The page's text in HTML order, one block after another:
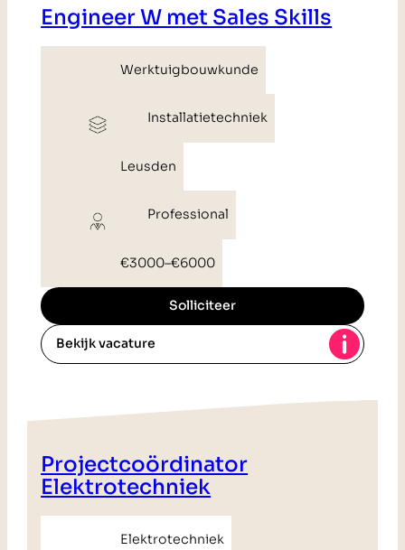
Engineer W met Sales Skills
Werktuigbouwkunde
Installatietechniek
Leusden
Professional
€3000–€6000
Solliciteer
Bekijk vacature
Projectcoördinator
Elektrotechniek
Elektrotechniek